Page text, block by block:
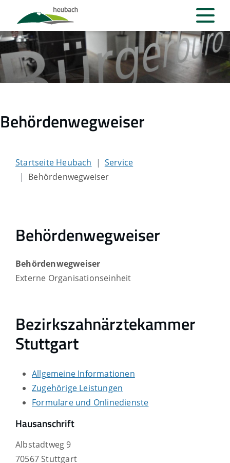
Behördenwegweiser
Startseite Heubach
Service
Behördenwegweiser
Behördenwegweiser
Behördenwegweiser
Externe Organisationseinheit
Bezirkszahnärztekammer
Stuttgart
Allgemeine Informationen
Zugehörige Leistungen
Formulare und Onlinedienste
Hausanschrift
Albstadtweg 9
70567 Stuttgart